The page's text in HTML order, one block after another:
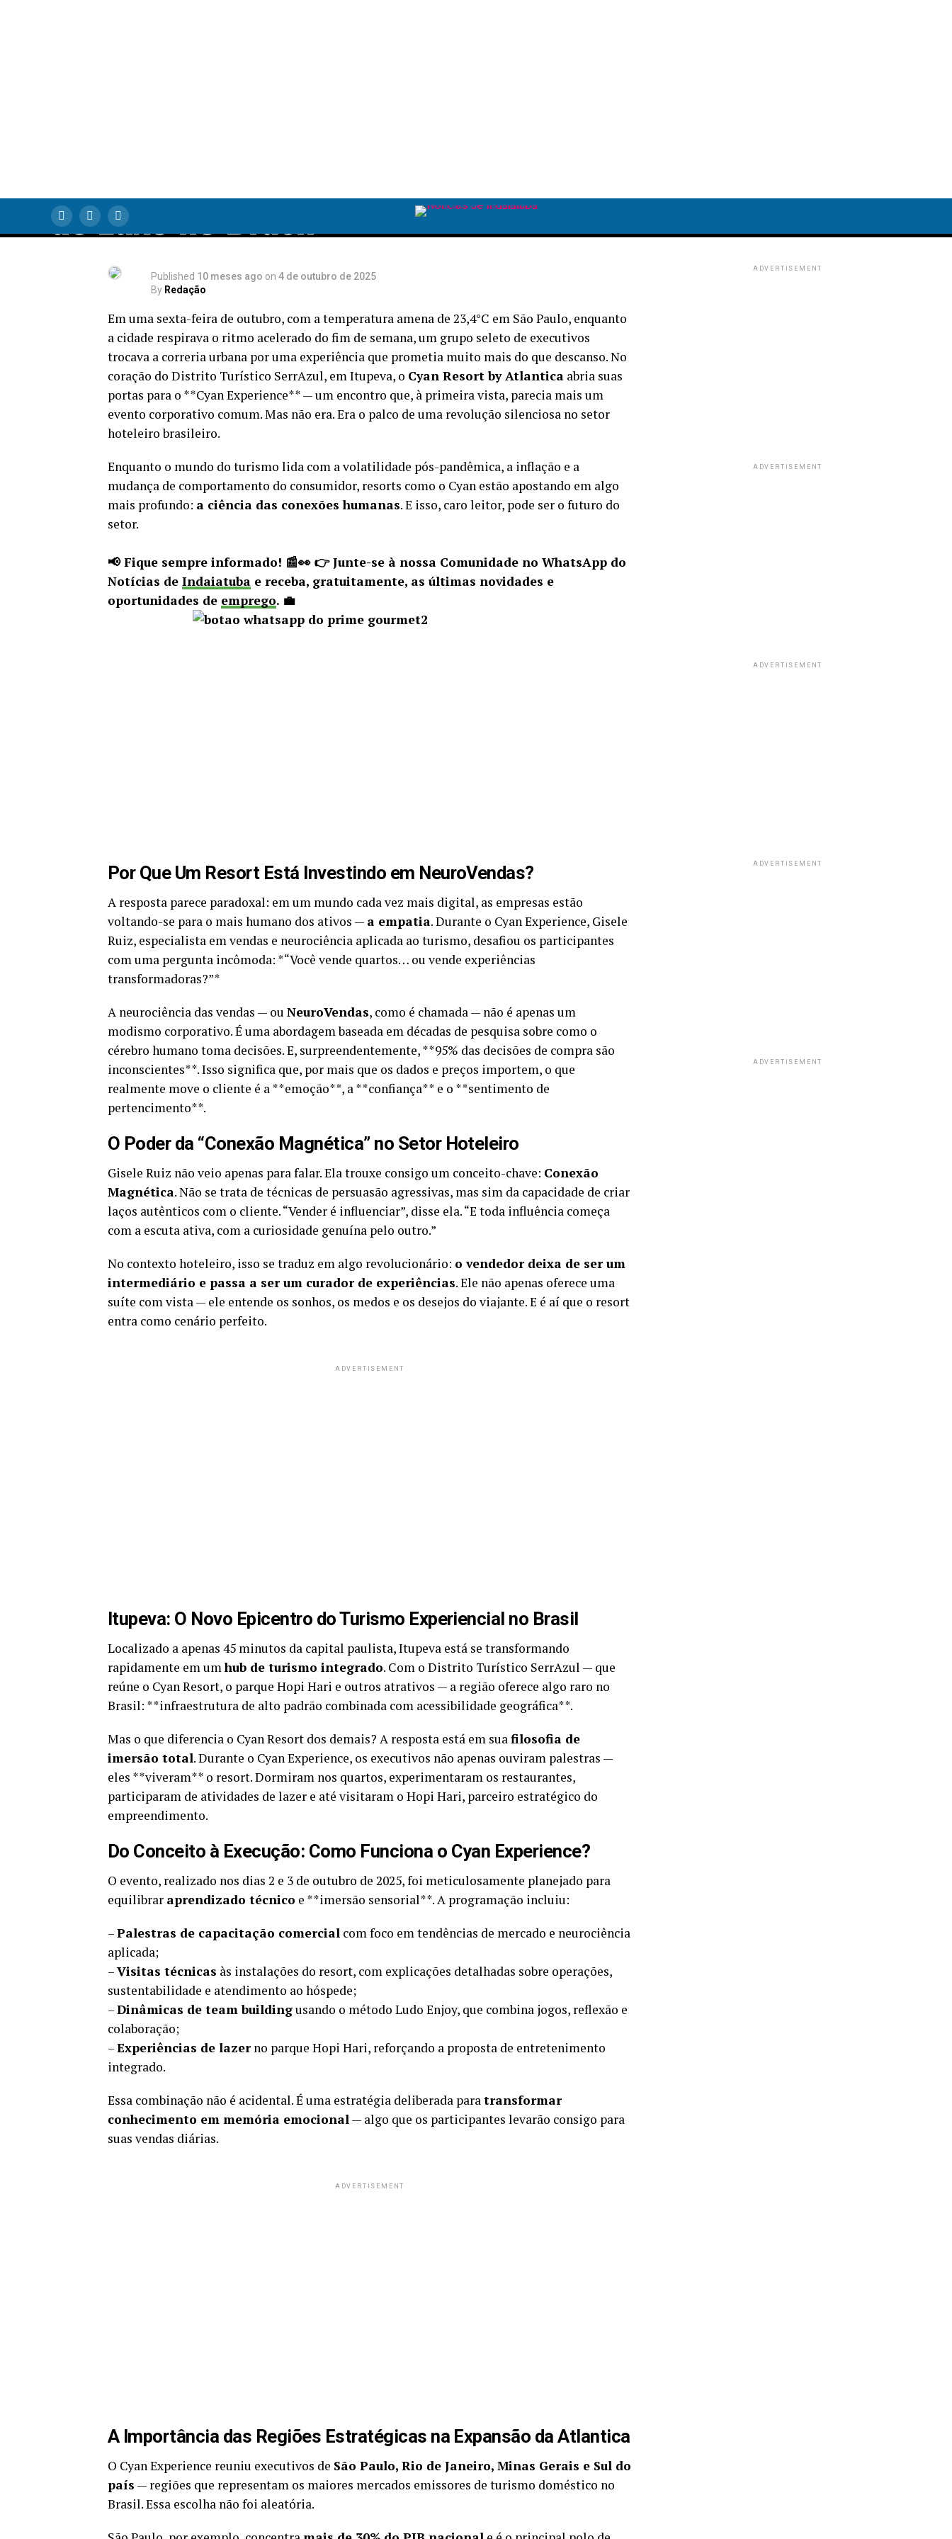
de Luxo no Brasil
Published 10 meses ago on 4 de outubro de 2025
By Redação
Em uma sexta-feira de outubro, com a temperatura amena de 23,4°C em São Paulo, enquanto
a cidade respirava o ritmo acelerado do fim de semana, um grupo seleto de executivos
trocava a correria urbana por uma experiência que prometia muito mais do que descanso. No
coração do Distrito Turístico SerrAzul, em Itupeva, o Cyan Resort by Atlantica abria suas
portas para o **Cyan Experience** — um encontro que, à primeira vista, parecia mais um
evento corporativo comum. Mas não era. Era o palco de uma revolução silenciosa no setor
hoteleiro brasileiro.
Enquanto o mundo do turismo lida com a volatilidade pós-pandêmica, a inflação e a
mudança de comportamento do consumidor, resorts como o Cyan estão apostando em algo
mais profundo: a ciência das conexões humanas. E isso, caro leitor, pode ser o futuro do
setor.
📢 Fique sempre informado! 📰👀 👉 Junte-se à nossa Comunidade no WhatsApp do
Notícias de Indaiatuba e receba, gratuitamente, as últimas novidades e
oportunidades de emprego. 💼
Por Que Um Resort Está Investindo em NeuroVendas?
A resposta parece paradoxal: em um mundo cada vez mais digital, as empresas estão
voltando-se para o mais humano dos ativos — a empatia. Durante o Cyan Experience, Gisele
Ruiz, especialista em vendas e neurociência aplicada ao turismo, desafiou os participantes
com uma pergunta incômoda: *“Você vende quartos… ou vende experiências
transformadoras?”*
A neurociência das vendas — ou NeuroVendas, como é chamada — não é apenas um
modismo corporativo. É uma abordagem baseada em décadas de pesquisa sobre como o
cérebro humano toma decisões. E, surpreendentemente, **95% das decisões de compra são
inconscientes**. Isso significa que, por mais que os dados e preços importem, o que
realmente move o cliente é a **emoção**, a **confiança** e o **sentimento de
pertencimento**.
O Poder da “Conexão Magnética” no Setor Hoteleiro
Gisele Ruiz não veio apenas para falar. Ela trouxe consigo um conceito-chave: Conexão
Magnética. Não se trata de técnicas de persuasão agressivas, mas sim da capacidade de criar
laços autênticos com o cliente. “Vender é influenciar”, disse ela. “E toda influência começa
com a escuta ativa, com a curiosidade genuína pelo outro.”
No contexto hoteleiro, isso se traduz em algo revolucionário: o vendedor deixa de ser um
intermediário e passa a ser um curador de experiências. Ele não apenas oferece uma
suíte com vista — ele entende os sonhos, os medos e os desejos do viajante. E é aí que o resort
entra como cenário perfeito.
ADVERTISEMENT
Itupeva: O Novo Epicentro do Turismo Experiencial no Brasil
Localizado a apenas 45 minutos da capital paulista, Itupeva está se transformando
rapidamente em umhub de turismo integrado. Com o Distrito Turístico SerrAzul — que
reúne o Cyan Resort, o parque Hopi Hari e outros atrativos — a região oferece algo raro no
Brasil: **infraestrutura de alto padrão combinada com acessibilidade geográfica**.
Mas o que diferencia o Cyan Resort dos demais? A resposta está em suafilosofia de
imersão total. Durante o Cyan Experience, os executivos não apenas ouviram palestras —
eles **viveram** o resort. Dormiram nos quartos, experimentaram os restaurantes,
participaram de atividades de lazer e até visitaram o Hopi Hari, parceiro estratégico do
empreendimento.
Do Conceito à Execução: Como Funciona o Cyan Experience?
O evento, realizado nos dias 2 e 3 de outubro de 2025, foi meticulosamente planejado para
equilibrar aprendizado técnico e **imersão sensorial**. A programação incluiu:
–Palestras de capacitação comercial com foco em tendências de mercado e neurociência
aplicada;
–Visitas técnicas às instalações do resort, com explicações detalhadas sobre operações,
sustentabilidade e atendimento ao hóspede;
–Dinâmicas de team buildingusando o método Ludo Enjoy, que combina jogos, reflexão e
colaboração;
–Experiências de lazerno parque Hopi Hari, reforçando a proposta de entretenimento
integrado.
Essa combinação não é acidental. É uma estratégia deliberada paratransformar
conhecimento em memória emocional— algo que os participantes levarão consigo para
suas vendas diárias.
ADVERTISEMENT
A Importância das Regiões Estratégicas na Expansão da Atlantica
O Cyan Experience reuniu executivos de São Paulo, Rio de Janeiro, Minas Gerais e Sul do
país — regiões que representam os maiores mercados emissores de turismo doméstico no
Brasil. Essa escolha não foi aleatória.
ADVERTISEMENT
ADVERTISEMENT
ADVERTISEMENT
ADVERTISEMENT
ADVERTISEMENT